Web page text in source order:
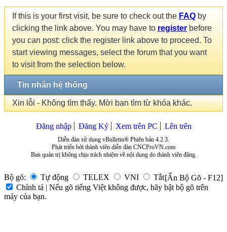
If this is your first visit, be sure to check out the FAQ by
clicking the link above. You may have to register before
you can post: click the register link above to proceed. To
start viewing messages, select the forum that you want
to visit from the selection below.
Tin nhắn hệ thống
Xin lỗi - Không tìm thấy. Mời bạn tìm từ khóa khác.
Đăng nhập Đăng Ký Xem trên PC Lên trên
Diễn đàn sử dụng vBulletin® Phiên bản 4.2.3.
Phát triển bởi thành viên diễn đàn CNCProVN.com
Ban quản trị không chịu trách nhiệm về nội dung do thành viên đăng.
Bộ gõ: Tự động TELEX VNI Tắt[Ẩn Bộ Gõ - F12]
Chính tả | Nếu gõ tiếng Việt không được, hãy bật bộ gõ trên
máy của bạn.